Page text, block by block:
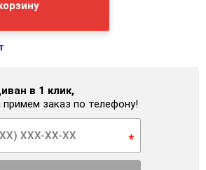
в 1 клик,
заказ по телефону!
*